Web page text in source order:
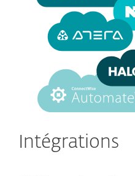
Intégrations